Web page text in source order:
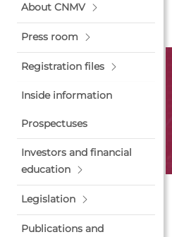
About CNMV
Press room
Registration files
Inside information
Prospectuses
Investors and financial
education
Legislation
Publications and